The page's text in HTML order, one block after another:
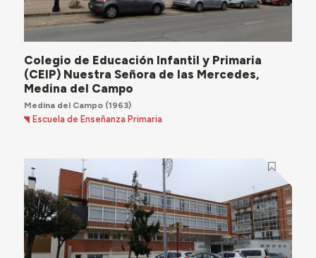
Colegio de Educación Infantil y Primaria
(CEIP) Nuestra Señora de las Mercedes,
Medina del Campo
Medina del Campo(1963)
Escuela de Enseñanza Primaria